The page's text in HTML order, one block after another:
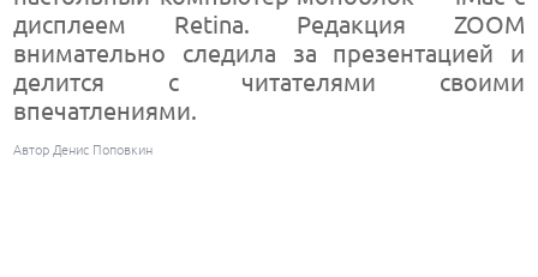
дисплеем Retina. Редакция ZOOM
внимательно следила за презентацией и
делится с читателями своими
впечатлениями.
Автор Денис Поповкин